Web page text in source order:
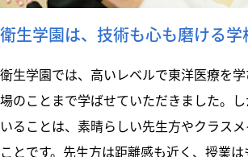
衛生学園は、技術も心も磨ける学
衛生学園では、高いレベルで東洋医療を
場のことまで学ばせていただきました。
いることは、素晴らしい先生方やクラス
ことです。先生方は距離感も近く、授業